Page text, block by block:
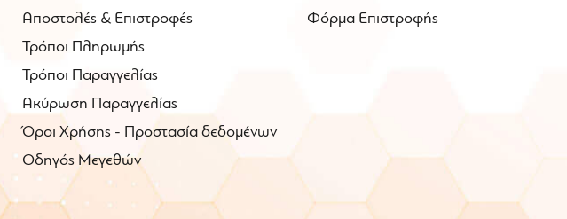
Αποστολές & Επιστροφές
Τρόποι Πληρωμής
Τρόποι Παραγγελίας
Ακύρωση Παραγγελίας
Όροι Χρήσης - Προστασία δεδομένων
Οδηγός Μεγεθών
Φόρμα Επιστροφής